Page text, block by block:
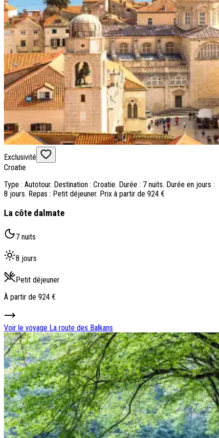
Exclusivité
Croatie
Type : Autotour. Destination : Croatie. Durée : 7 nuits. Durée en jours :
8 jours. Repas : Petit déjeuner. Prix à partir de 924 €
La côte dalmate
7 nuits
8 jours
Petit déjeuner
À partir de 924 €
Voir le voyage La route des Balkans